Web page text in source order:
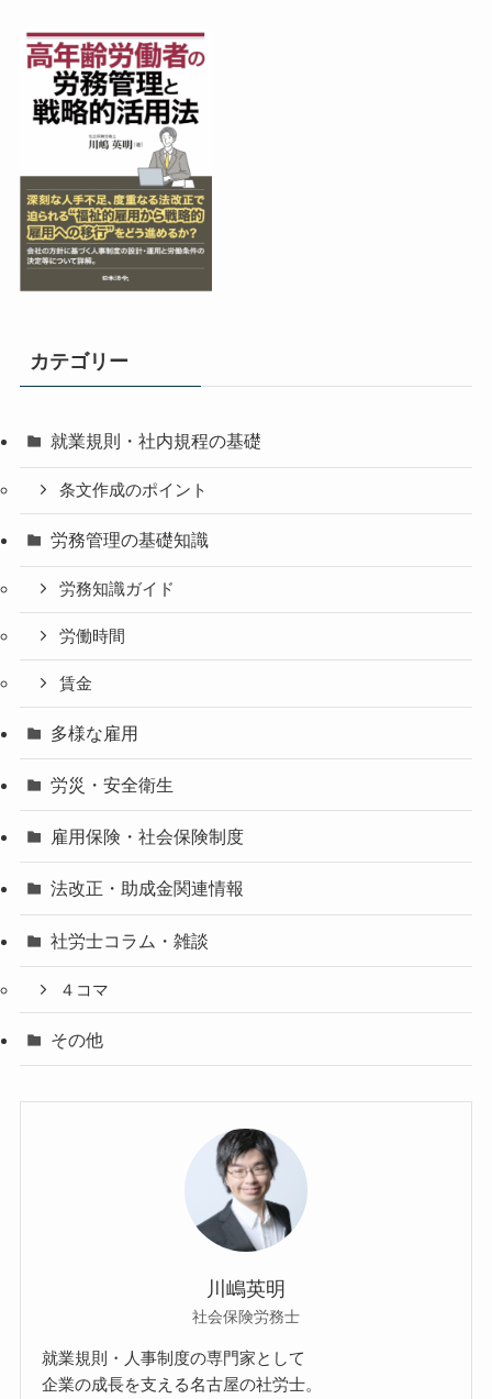
カテゴリー
就業規則・社内規程の基礎
条文作成のポイント
労務管理の基礎知識
労務知識ガイド
労働時間
賃金
多様な雇用
労災・安全衛生
雇用保険・社会保険制度
法改正・助成金関連情報
社労士コラム・雑談
４コマ
その他
川嶋英明
社会保険労務士
就業規則・人事制度の専門家として
企業の成長を支える名古屋の社労士。